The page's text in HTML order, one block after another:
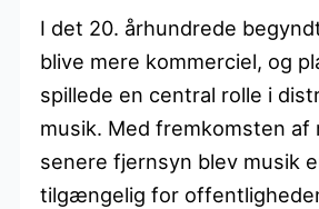
I det 20. århundrede
blive mere kommerciel, og
spillede en central rolle i
musik. Med fremkomsten af
senere fjernsyn blev musik
tilgængelig for